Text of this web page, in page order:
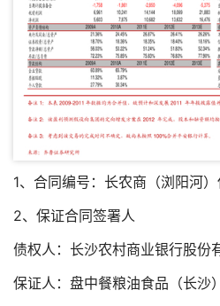
1、合同编号：长农商（浏阳河
2、保证合同签署人
债权人：长沙农村商业银行股份
保证人：盘中餐粮油食品（长沙